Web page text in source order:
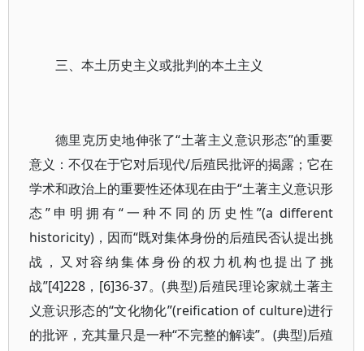
三、本土历史主义或批判的本土主义
德里克历史地伸张了“土著主义意识形态”的重要
意义：不仅在于它对后现代/后殖民批评的揭露；它在
学术和政治上的重要性还体现在由于“土著主义意识形
态”申明拥有“一种不同的历史性”(a different
historicity)，因而“既对集体身份的后殖民否认提出挑
战，又对容纳集体身份的权力机构也提出了挑
战”[4]228，[6]36-37。(典型)后殖民理论家就土著主
义意识形态的“文化物化”(reification of culture)进行
的批评，充其量只是一种“不完整的解读”。(典型)后殖